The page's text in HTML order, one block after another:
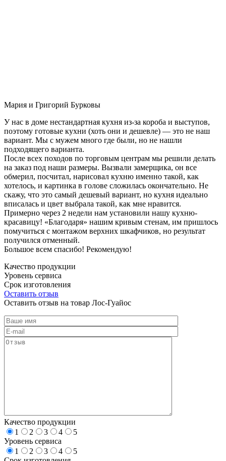
Мария и Григорий Бурковы
У нас в доме нестандартная кухня из-за короба и выступов,
поэтому готовые кухни (хоть они и дешевле) — это не наш
вариант. Мы с мужем много где были, но не нашли
подходящего варианта.
После всех походов по торговым центрам мы решили делать
на заказ под наши размеры. Вызвали замерщика, он все
обмерил, посчитал, нарисовал кухню именно такой, как
хотелось, и картинка в голове сложилась окончательно. Не
скажу, что это самый дешевый вариант, но кухня идеально
вписалась и цвет выбрала такой, как мне нравится.
Примерно через 2 недели нам установили нашу кухню-
красавицу! «Благодаря» нашим кривым стенам, им пришлось
помучиться с монтажом верхних шкафчиков, но результат
получился отменный.
Большое всем спасибо! Рекомендую!
Качество продукции
Уровень сервиса
Срок изготовления
Оставить отзыв
Оставить отзыв на товар Лос-Гуайос
Качество продукции
1
2 3 4
5
Уровень сервиса
1
2 3 4
5